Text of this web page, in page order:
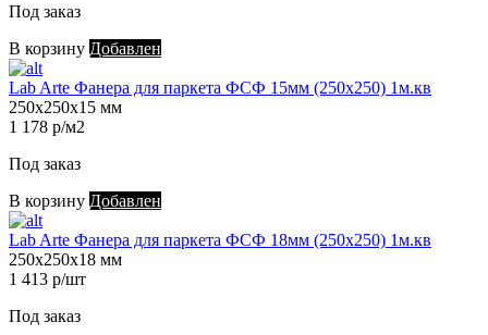
Под заказ
В корзину Добавлен
Lab Arte Фанера для паркета ФСФ 15мм (250х250) 1м.кв
250х250х15 мм
1 178 р/м2
Под заказ
В корзину Добавлен
Lab Arte Фанера для паркета ФСФ 18мм (250х250) 1м.кв
250х250х18 мм
1 413 р/шт
Под заказ